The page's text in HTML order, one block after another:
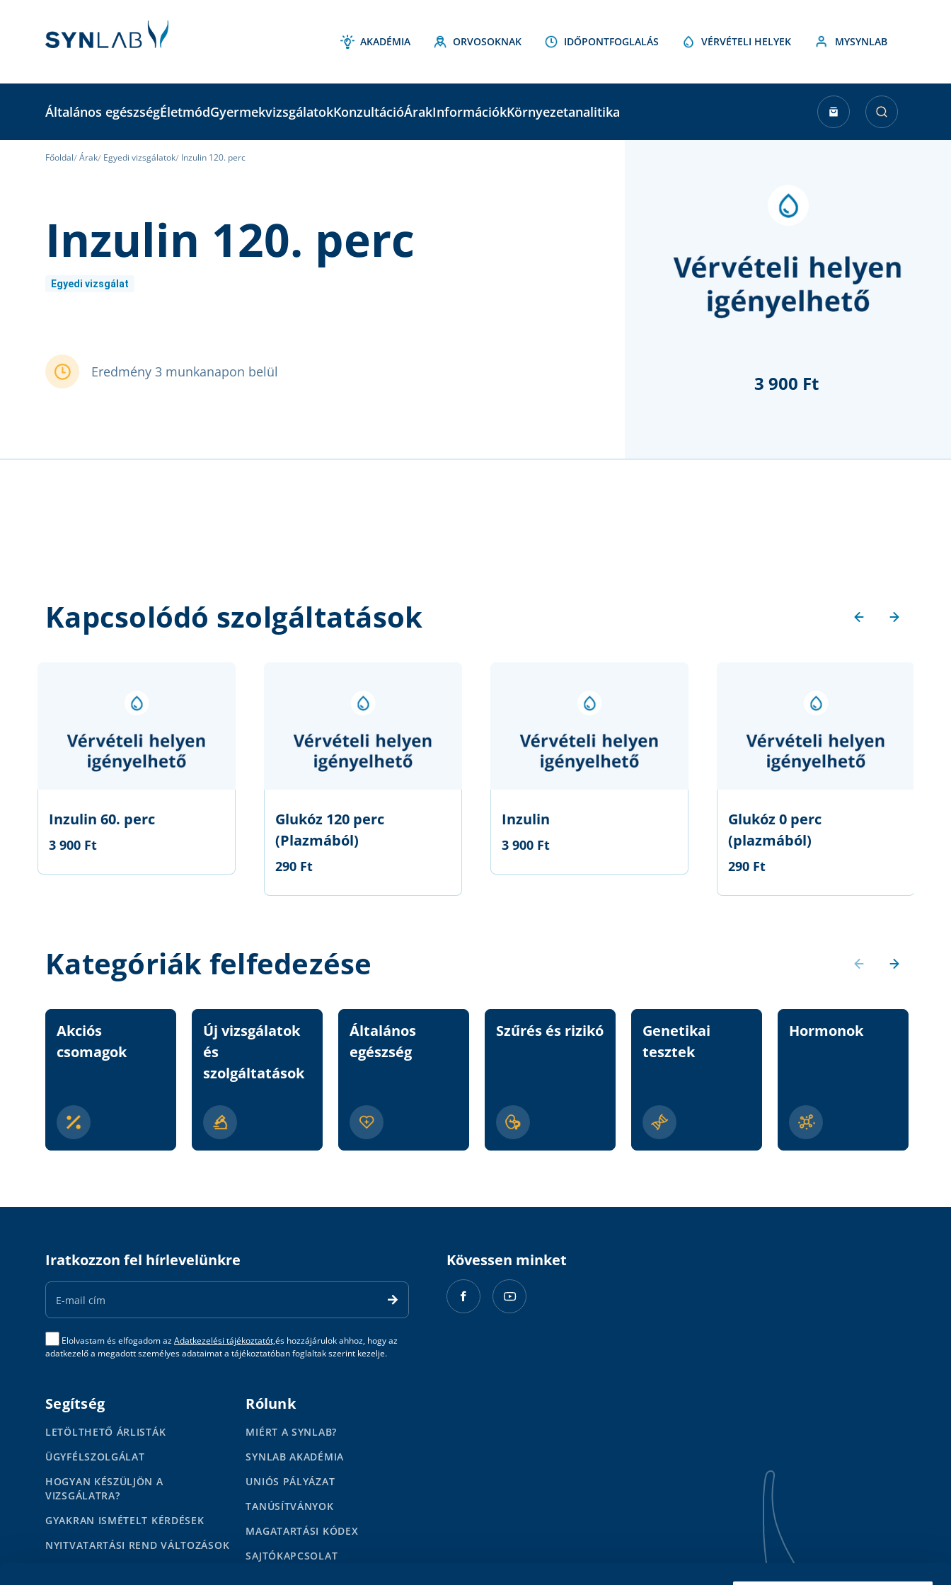
AKADÉMIA ORVOSOKNAK IDŐPONTFOGLALÁS VÉRVÉTELI HELYEK MYSYNLAB
Általános egészségÉletmódGyermekvizsgálatokKonzultációÁrakInformációkKörnyezetanalitika
Főoldal Árak Egyedi vizsgálatok Inzulin 120. perc
Inzulin 120. perc
Egyedi vizsgálat
Eredmény 3 munkanapon belül 3 900 Ft
Kapcsolódó szolgáltatások
Inzulin 60. perc
3 900 Ft
Glukóz 120 perc
(Plazmából)
290 Ft
Inzulin
3 900 Ft
Glukóz 0 perc
(plazmából)
290 Ft
Kategóriák felfedezése
Akciós
csomagok
Új vizsgálatok
és
szolgáltatások
Általános
egészség
Szűrés és rizikó
Genetikai
tesztek
Hormonok
Iratkozzon fel hírlevelünkre
Email
Address
Elolvastam és elfogadom azAdatkezelési tájékoztatót,és hozzájárulok ahhoz, hogy az
adatkezelő a megadott személyes adataimat a tájékoztatóban foglaltak szerint kezelje.
Kövessen minket
Segítség
LETÖLTHETŐ ÁRLISTÁK
ÜGYFÉLSZOLGÁLAT
HOGYAN KÉSZÜLJÖN A
VIZSGÁLATRA?
GYAKRAN ISMÉTELT KÉRDÉSEK
NYITVATARTÁSI REND VÁLTOZÁSOK
Rólunk
MIÉRT A SYNLAB?
SYNLAB AKADÉMIA
UNIÓS PÁLYÁZAT
TANÚSÍTVÁNYOK
MAGATARTÁSI KÓDEX
SAJTÓKAPCSOLAT